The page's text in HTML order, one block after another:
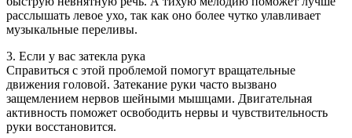
расслышать левое ухо, так как оно более чутко улавливает
музыкальные переливы.
3. Если у вас затекла рука
Справиться с этой проблемой помогут вращательные
движения головой. Затекание руки часто вызвано
защемлением нервов шейными мышцами. Двигательная
активность поможет освободить нервы и чувствительность
руки восстановится.